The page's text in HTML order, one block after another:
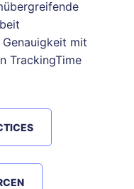
mit
TrackingTime